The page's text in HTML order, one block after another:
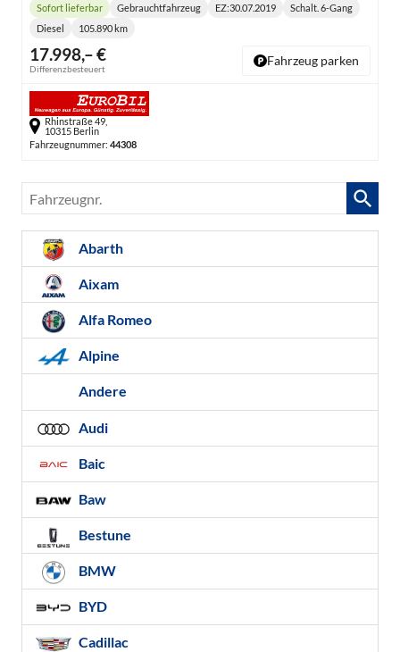
17.998,– €
Differenzbesteuert
Lieferzeit:
Sofort lieferbar Gebrauchtfahrzeug EZ:30.07.2019
Getriebe:
Schalt. 6-Gang
Kraftstoff:
Diesel
Kilometerstand:
105.890 km
Fahrzeug parken
Rhinstraße 49,
10315 Berlin
Fahrzeugnummer: 44308
Fahrzeugnr.
Abarth
Aixam
Alfa Romeo
Alpine
Andere
Audi
Baic
Baw
Bestune
BMW
BYD
Cadillac